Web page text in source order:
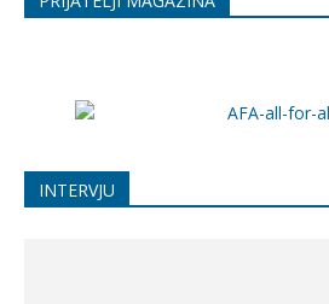
INTERVJU